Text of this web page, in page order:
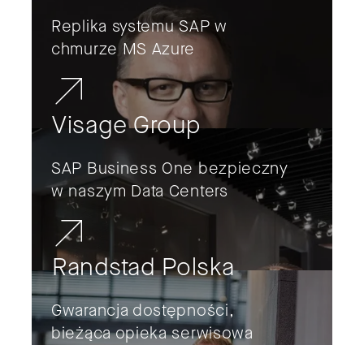
Replika systemu SAP w
chmurze MS Azure
Visage Group
SAP Business One bezpieczny
w naszym Data Centers
Randstad Polska
Gwarancja dostępności,
bieżąca opieka serwisowa